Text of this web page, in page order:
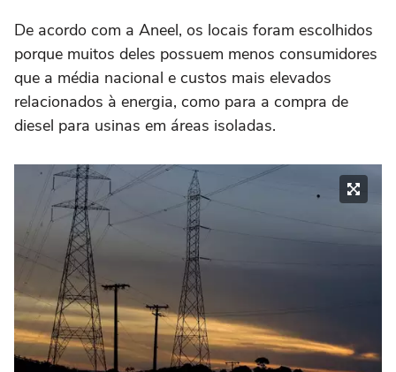
De acordo com a Aneel, os locais foram escolhidos
porque muitos deles possuem menos consumidores
que a média nacional e custos mais elevados
relacionados à energia, como para a compra de
diesel para usinas em áreas isoladas.